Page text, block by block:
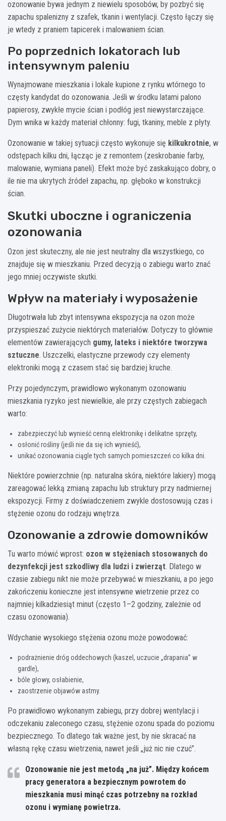
ozonowanie bywa jednym z niewielu sposobów, by pozbyć się
zapachu spalenizny z szafek, tkanin i wentylacji. Często łączy się
je wtedy z praniem tapicerek i malowaniem ścian.
Po poprzednich lokatorach lub
intensywnym paleniu
Wynajmowane mieszkania i lokale kupione z rynku wtórnego to
częsty kandydat do ozonowania. Jeśli w środku latami palono
papierosy, zwykłe mycie ścian i podłóg jest niewystarczające.
Dym wnika w każdy materiał chłonny: fugi, tkaniny, meble z płyty.
Ozonowanie w takiej sytuacji często wykonuje się kilkukrotnie, w
odstępach kilku dni, łącząc je z remontem (zeskrobanie farby,
malowanie, wymiana paneli). Efekt może być zaskakująco dobry, o
ile nie ma ukrytych źródeł zapachu, np. głęboko w konstrukcji
ścian.
Skutki uboczne i ograniczenia
ozonowania
Ozon jest skuteczny, ale nie jest neutralny dla wszystkiego, co
znajduje się w mieszkaniu. Przed decyzją o zabiegu warto znać
jego mniej oczywiste skutki.
Wpływ na materiały i wyposażenie
Długotrwała lub zbyt intensywna ekspozycja na ozon może
przyspieszać zużycie niektórych materiałów. Dotyczy to głównie
elementów zawierających gumy, lateks i niektóre tworzywa
sztuczne. Uszczelki, elastyczne przewody czy elementy
elektroniki mogą z czasem stać się bardziej kruche.
Przy pojedynczym, prawidłowo wykonanym ozonowaniu
mieszkania ryzyko jest niewielkie, ale przy częstych zabiegach
warto:
zabezpieczyć lub wynieść cenną elektronikę i delikatne sprzęty,
osłonić rośliny (jeśli nie da się ich wynieść),
unikać ozonowania ciągle tych samych pomieszczeń co kilka dni.
Niektóre powierzchnie (np. naturalna skóra, niektóre lakiery) mogą
zareagować lekką zmianą zapachu lub struktury przy nadmiernej
ekspozycji. Firmy z doświadczeniem zwykle dostosowują czas i
stężenie ozonu do rodzaju wnętrza.
Ozonowanie a zdrowie domowników
Tu warto mówić wprost: ozon w stężeniach stosowanych do
dezynfekcji jest szkodliwy dla ludzi i zwierząt. Dlatego w
czasie zabiegu nikt nie może przebywać w mieszkaniu, a po jego
zakończeniu konieczne jest intensywne wietrzenie przez co
najmniej kilkadziesiąt minut (często 1–2 godziny, zależnie od
czasu ozonowania).
Wdychanie wysokiego stężenia ozonu może powodować:
podrażnienie dróg oddechowych (kaszel, uczucie „drapania” w
gardle),
bóle głowy, osłabienie,
zaostrzenie objawów astmy.
Po prawidłowo wykonanym zabiegu, przy dobrej wentylacji i
odczekaniu zaleconego czasu, stężenie ozonu spada do poziomu
bezpiecznego. To dlatego tak ważne jest, by nie skracać na
własną rękę czasu wietrzenia, nawet jeśli „już nic nie czuć”.
Ozonowanie nie jest metodą „na już”. Między końcem
pracy generatora a bezpiecznym powrotem do
mieszkania musi minąć czas potrzebny na rozkład
ozonu i wymianę powietrza.